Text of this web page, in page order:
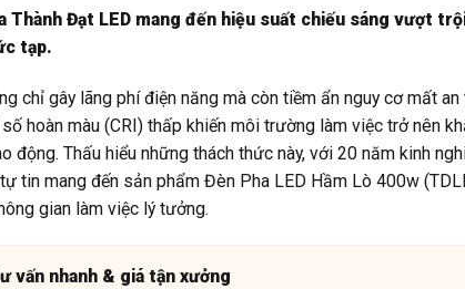
Thành Đạt LED mang đến hiệu suất chiếu sáng vượt
tạp.
chỉ gây lãng phí điện năng mà còn tiềm ẩn nguy cơ mất an
hoàn màu (CRI) thấp khiến môi trường làm việc trở nên
Thấu hiểu những thách thức này, với 20 năm kinh
tin mang đến sản phẩm Đèn Pha LED Hầm Lò 400w
gian làm việc lý tưởng.
vấn nhanh & giá tận xưởng